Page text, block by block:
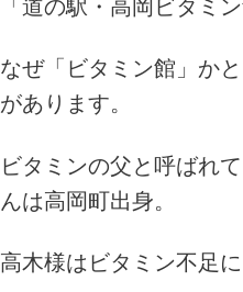
なぜ「ビタミン館」か
があります。
ビタミンの父と呼ばれ
んは高岡町出身。
高木様はビタミン不足